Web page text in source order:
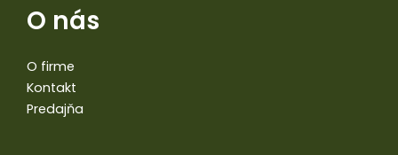
O nás
O firme
Kontakt
Predajňa